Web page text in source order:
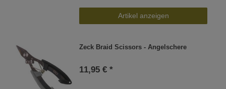
Artikel anzeigen
Zeck Braid Scissors - Angelschere
11,95 € *